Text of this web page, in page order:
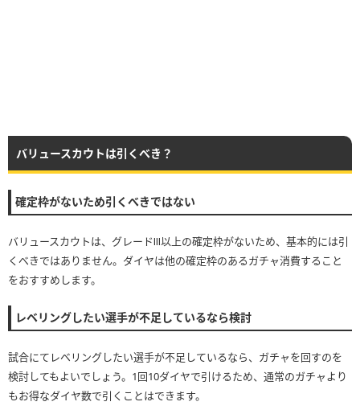
バリュースカウトは引くべき？
確定枠がないため引くべきではない
バリュースカウトは、グレードⅢ以上の確定枠がないため、基本的には引
くべきではありません。ダイヤは他の確定枠のあるガチャ消費すること
をおすすめします。
レベリングしたい選手が不足しているなら検討
試合にてレベリングしたい選手が不足しているなら、ガチャを回すのを
検討してもよいでしょう。1回10ダイヤで引けるため、通常のガチャより
もお得なダイヤ数で引くことはできます。